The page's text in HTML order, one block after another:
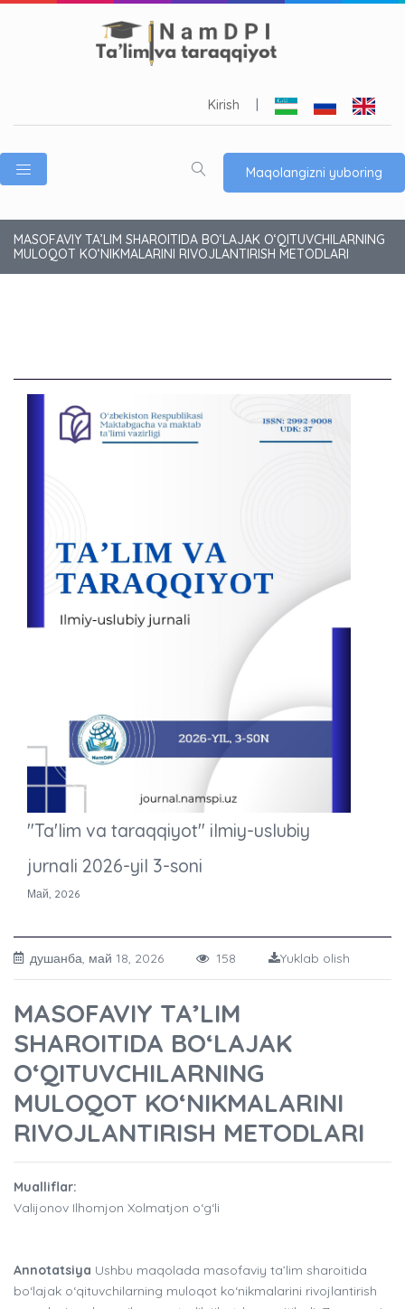
Kirish
Maqolangizni yuboring
MASOFAVIY TA’LIM SHAROITIDA BO‘LAJAK O‘QITUVCHILARNING
MULOQOT KO‘NIKMALARINI RIVOJLANTIRISH METODLARI
"Ta'lim va taraqqiyot" ilmiy-uslubiy
jurnali 2026-yil 3-soni
Май, 2026
душанба, май 18, 2026 158 Yuklab olish
MASOFAVIY TA’LIM
SHAROITIDA BO‘LAJAK
O‘QITUVCHILARNING
MULOQOT KO‘NIKMALARINI
RIVOJLANTIRISH METODLARI
Mualliflar:
Valijonov Ilhomjon Xolmatjon o‘g‘li
Annotatsiya Ushbu maqolada masofaviy ta’lim sharoitida
bo‘lajak o‘qituvchilarning muloqot ko‘nikmalarini rivojlantirish